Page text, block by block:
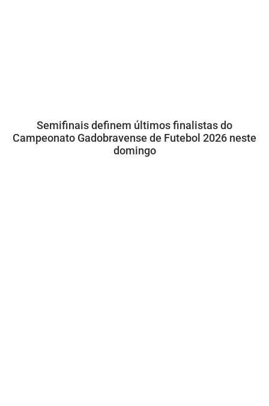
Semifinais definem últimos finalistas do
Campeonato Gadobravense de Futebol 2026 neste
domingo